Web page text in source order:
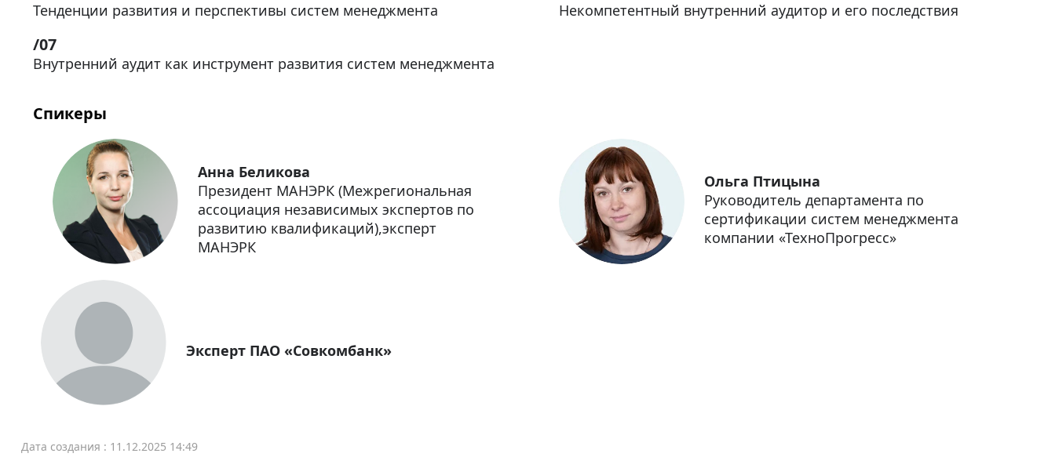
Тенденции развития и перспективы систем менеджмента Некомпетентный внутренний аудитор и его последствия
Внутренний аудит как инструмент развития систем менеджмента
Спикеры
Анна Беликова
Президент МАНЭРК (Межрегиональная
ассоциация независимых экспертов по
развитию квалификаций),эксперт
МАНЭРК
Ольга Птицына
Руководитель департамента по
сертификации систем менеджмента
компании «ТехноПрогресс»
Эксперт ПАО «Совкомбанк»
Дата создания : 11.12.2025 14:49